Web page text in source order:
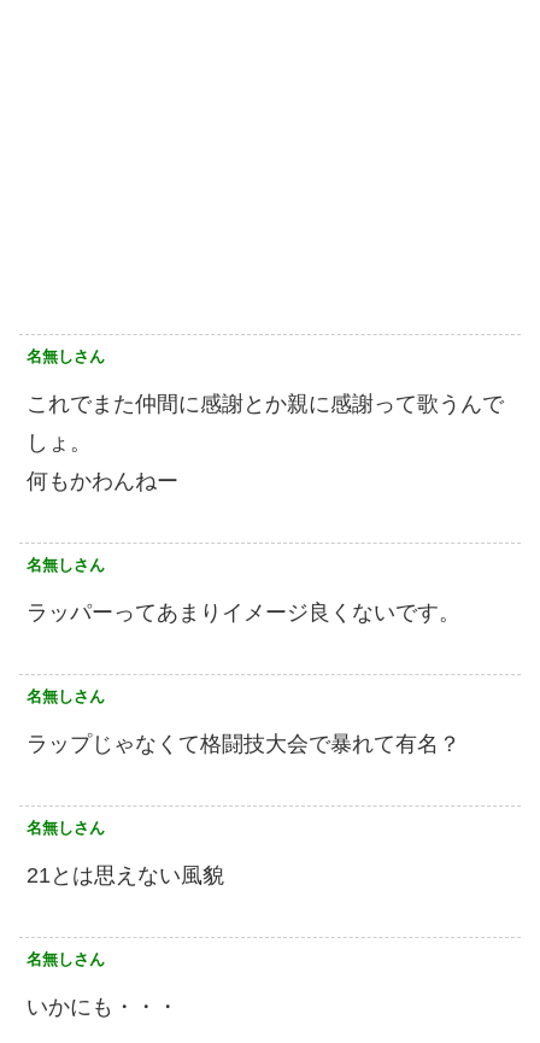
名無しさん
これでまた仲間に感謝とか親に感謝って歌うんで
しょ。
何もかわんねー
名無しさん
ラッパーってあまりイメージ良くないです。
名無しさん
ラップじゃなくて格闘技大会で暴れて有名？
名無しさん
21とは思えない風貌
名無しさん
いかにも・・・